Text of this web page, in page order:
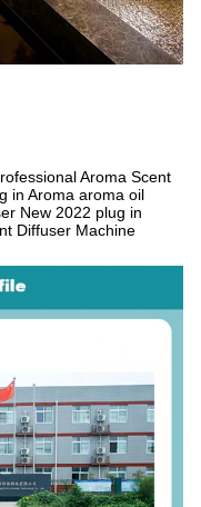
Aroma Scent
in Aroma aroma oil
New 2022 plug in
Diffuser Machine